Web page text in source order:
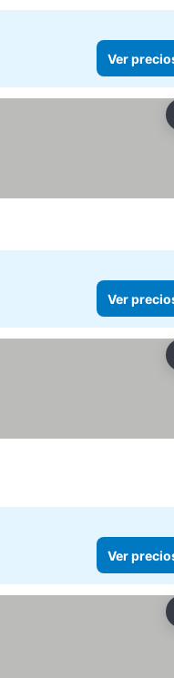
Ver
Ver
Ver